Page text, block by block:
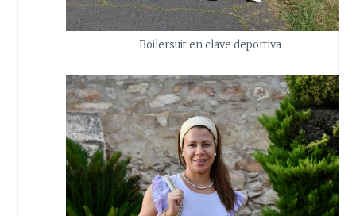
Boilersuit en clave deportiva